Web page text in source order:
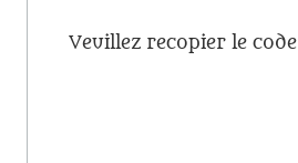
Veuillez recopier le code